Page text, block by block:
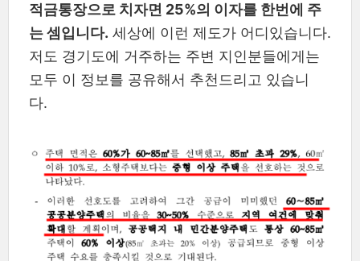
적금통장으로 치자면 25%의 이자를 한번에 주
는 셈입니다. 세상에 이런 제도가 어디있습니다.
저도 경기도에 거주하는 주변 지인분들에게는
모두 이 정보를 공유해서 추천드리고 있습니
다.